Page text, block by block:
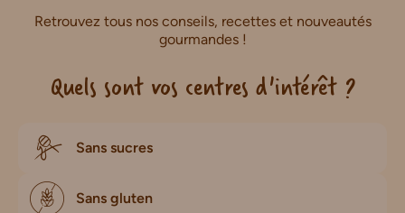
Retrouvez tous nos conseils, recettes et nouveautés
gourmandes !
Quels sont vos centres d'intérêt ?
Sans sucres
Sans gluten